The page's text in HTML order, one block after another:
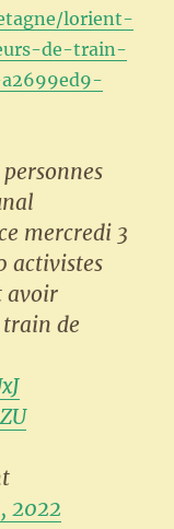
lorient-
de-train-
mercredi 3
activistes
avoir
train de
2022